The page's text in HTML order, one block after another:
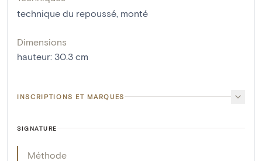
technique du repoussé monté
Dimensions
hauteur: 30.3 cm
INSCRIPTIONS ET MARQUES
SIGNATURE
Méthode